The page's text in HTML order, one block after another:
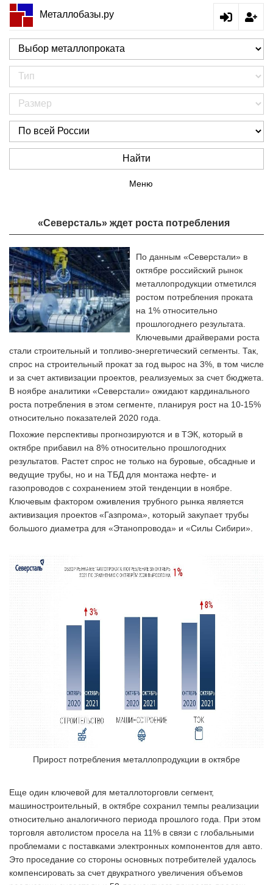
Металлобазы.ру
Найти
Меню
«Северсталь» ждет роста потребления
По данным «Северстали» в
октябре российский рынок
металлопродукции отметился
ростом потребления проката
на 1% относительно
прошлогоднего результата.
Ключевыми драйверами роста
стали строительный и топливо-энергетический сегменты. Так,
спрос на строительный прокат за год вырос на 3%, в том числе
и за счет активизации проектов, реализуемых за счет бюджета.
В ноябре аналитики «Северстали» ожидают кардинального
роста потребления в этом сегменте, планируя рост на 10-15%
относительно показателей 2020 года.
Похожие перспективы прогнозируются и в ТЭК, который в
октябре прибавил на 8% относительно прошлогодних
результатов. Растет спрос не только на буровые, обсадные и
ведущие трубы, но и на ТБД для монтажа нефте- и
газопроводов с сохранением этой тенденции в ноябре.
Ключевым фактором оживления трубного рынка является
активизация проектов «Газпрома», который закупает трубы
большого диаметра для «Этанопровода» и «Силы Сибири».
Прирост потребления металлопродукции в октябре
Еще один ключевой для металлоторговли сегмент,
машиностроительный, в октябре сохранил темпы реализации
относительно аналогичного периода прошлого года. При этом
торговля автолистом просела на 11% в связи с глобальными
проблемами с поставками электронных компонентов для авто.
Это проседание со стороны основных потребителей удалось
компенсировать за счет двукратного увеличения объемов